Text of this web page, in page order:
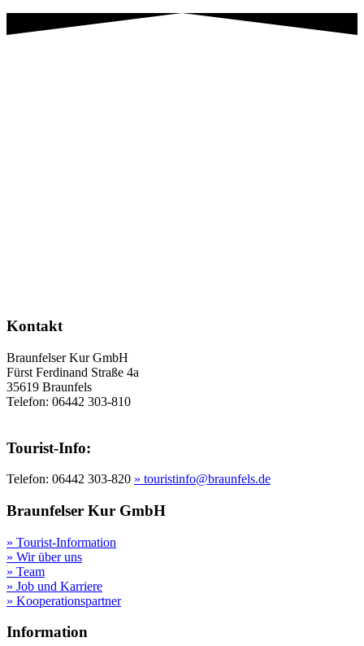
Kontakt
Braunfelser Kur GmbH
Fürst Ferdinand Straße 4a
35619 Braunfels
Telefon: 06442 303-810
Tourist-Info:
Telefon: 06442 303-820 » touristinfo@braunfels.de
Braunfelser Kur GmbH
» Tourist-Information
» Wir über uns
» Team
» Job und Karriere
» Kooperationspartner
Information